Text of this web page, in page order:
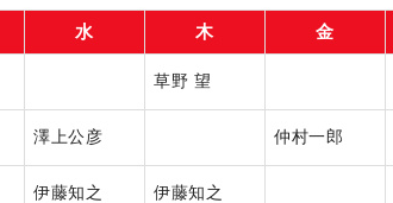
水 木 金
草野 望
澤上公彦 仲村一郎
伊藤知之 伊藤知之